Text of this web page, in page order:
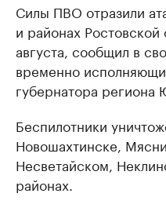
Силы ПВО отразили
и районах Ростовской
августа, сообщил в
временно
губернатора региона
Беспилотники
Новошахтинске,
Несветайском,
районах.